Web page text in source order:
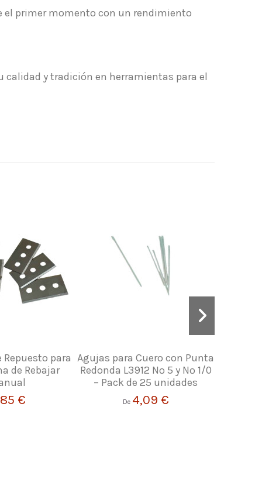
el primer momento con un rendimiento
y tradición en herramientas para el
para
de Rebajar
€
Agujas para Cuero con Punta
Redonda L3912 Nº 5 y Nº 1/0
– Pack de 25 unidades
De 4,09 €